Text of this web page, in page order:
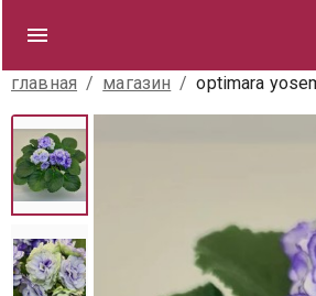
главная / магазин / optimara